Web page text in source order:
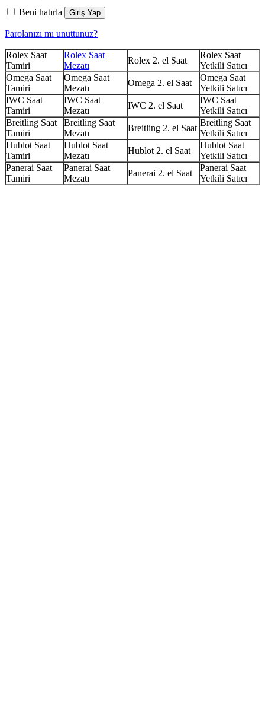
Beni hatırla Giriş Yap
Parolanızı mı unuttunuz?
Rolex Saat
Tamiri
Rolex Saat
Mezatı
Rolex 2. el Saat
Rolex Saat
Yetkili Satıcı
Omega Saat
Tamiri
Omega Saat
Mezatı
Omega 2. el Saat
Omega Saat
Yetkili Satıcı
IWC Saat
Tamiri
IWC Saat
Mezatı
IWC 2. el Saat
IWC Saat
Yetkili Satıcı
Breitling Saat
Tamiri
Breitling Saat
Mezatı
Breitling 2. el Saat
Breitling Saat
Yetkili Satıcı
Hublot Saat
Tamiri
Hublot Saat
Mezatı
Hublot 2. el Saat
Hublot Saat
Yetkili Satıcı
Panerai Saat
Tamiri
Panerai Saat
Mezatı
Panerai 2. el Saat
Panerai Saat
Yetkili Satıcı